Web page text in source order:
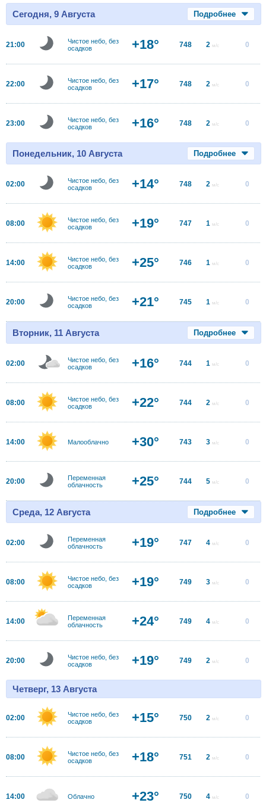
Сегодня, 9 Августа Подробнее
21:00
Чистое небо, без
осадков
+18° 748 2 м/с 0
22:00
Чистое небо, без
осадков
+17° 748 2 м/с 0
23:00
Чистое небо, без
осадков
+16° 748 2 м/с 0
Понедельник, 10 Августа Подробнее
02:00
Чистое небо, без
осадков
+14° 748 2 м/с 0
08:00
Чистое небо, без
осадков
+19° 747 1 м/с 0
14:00
Чистое небо, без
осадков
+25° 746 1 м/с 0
20:00
Чистое небо, без
осадков
+21° 745 1 м/с 0
Вторник, 11 Августа Подробнее
02:00
Чистое небо, без
осадков
+16° 744 1 м/с 0
08:00
Чистое небо, без
осадков
+22° 744 2 м/с 0
14:00 Малооблачно +30° 743 3 м/с 0
20:00
Переменная
облачность
+25° 744 5 м/с 0
Среда, 12 Августа Подробнее
02:00
Переменная
облачность
+19° 747 4 м/с 0
08:00
Чистое небо, без
осадков
+19° 749 3 м/с 0
14:00
Переменная
облачность
+24° 749 4 м/с 0
20:00
Чистое небо, без
осадков
+19° 749 2 м/с 0
Четверг, 13 Августа
02:00
Чистое небо, без
осадков
+15° 750 2 м/с 0
08:00
Чистое небо, без
осадков
+18° 751 2 м/с 0
14:00 Облачно +23° 750 4 м/с 0